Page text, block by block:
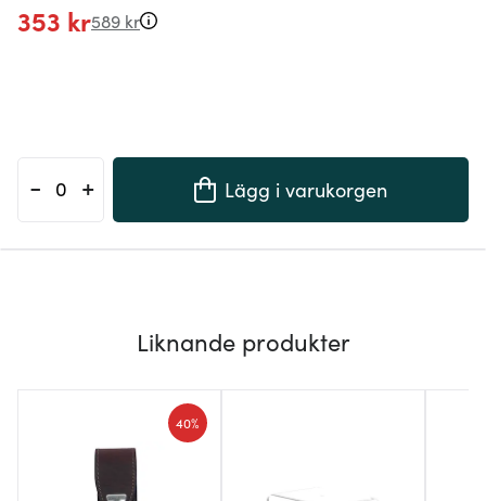
353 kr589 kr
- + Lägg i varukorgen
Liknande produkter
40%